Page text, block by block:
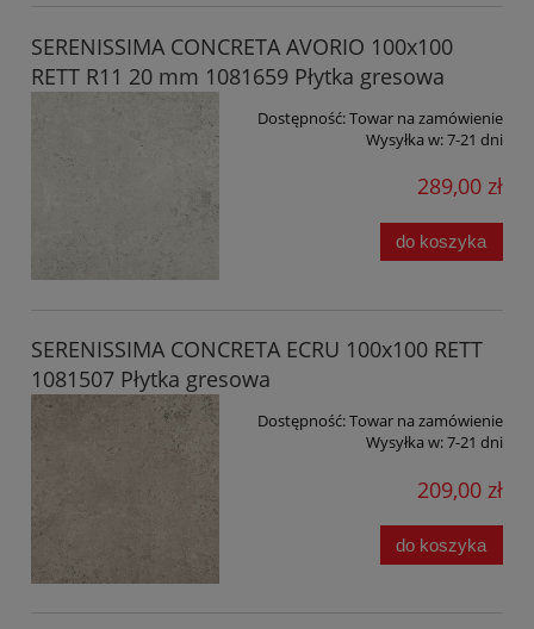
SERENISSIMA CONCRETA AVORIO 100x100
RETT R11 20 mm 1081659 Płytka gresowa
Dostępność:Towar na zamówienie
Wysyłka w:7-21 dni
289,00 zł
do koszyka
SERENISSIMA CONCRETA ECRU 100x100 RETT
1081507 Płytka gresowa
Dostępność:Towar na zamówienie
Wysyłka w:7-21 dni
209,00 zł
do koszyka